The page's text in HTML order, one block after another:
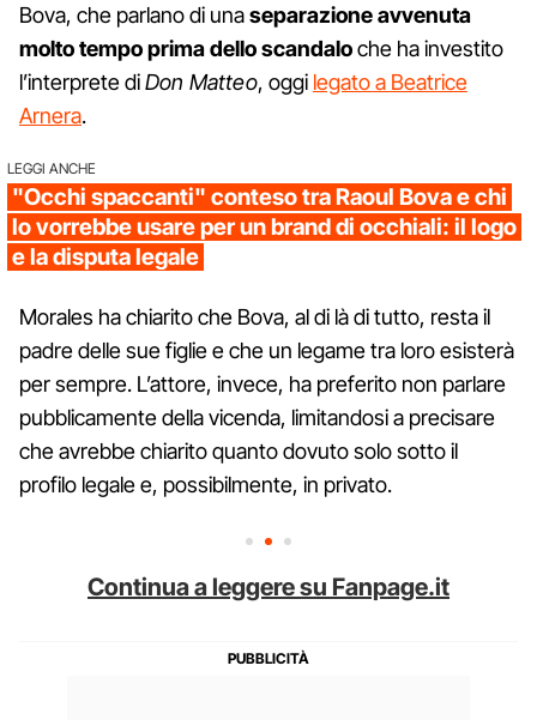
Bova, che parlano di unaseparazione avvenuta
molto tempo prima dello scandaloche ha investito
l’interprete diDon Matteo, oggi legato a Beatrice
Arnera.
LEGGI ANCHE
"Occhi spaccanti" conteso tra Raoul Bova e chi
lo vorrebbe usare per un brand di occhiali: il logo
e la disputa legale
Morales ha chiarito che Bova, al di là di tutto, resta il
padre delle sue figlie e che un legame tra loro esisterà
per sempre. L’attore, invece, ha preferito non parlare
pubblicamente della vicenda, limitandosi a precisare
che avrebbe chiarito quanto dovuto solo sotto il
profilo legale e, possibilmente, in privato.
Continua a leggere su Fanpage.it